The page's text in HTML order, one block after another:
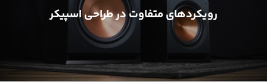
رویکردهای متفاوت در طراحی اسپیکر